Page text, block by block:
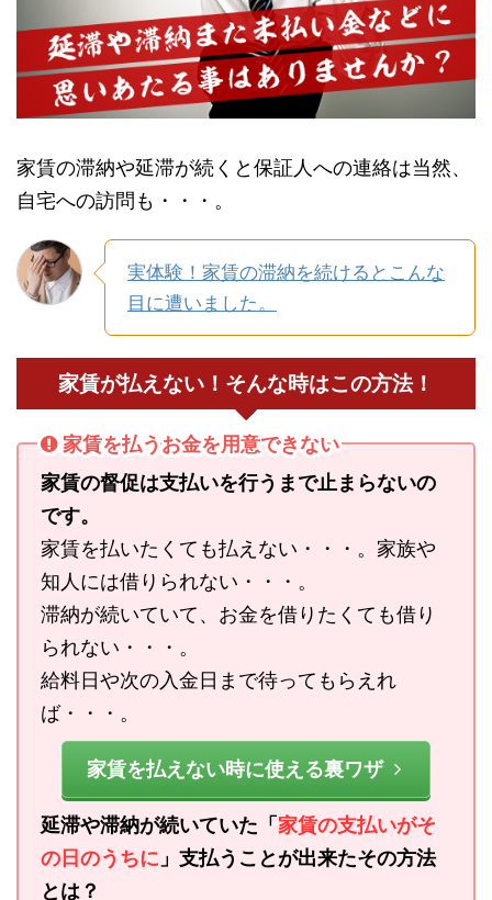
家賃の滞納や延滞が続くと保証人への連絡は当然、
自宅への訪問も・・・。
実体験！家賃の滞納を続けるとこんな
目に遭いました。
家賃が払えない！そんな時はこの方法！
家賃を払うお金を用意できない
家賃の督促は支払いを行うまで止まらないの
です。
家賃を払いたくても払えない・・・。家族や
知人には借りられない・・・。
滞納が続いていて、お金を借りたくても借り
られない・・・。
給料日や次の入金日まで待ってもらえれ
ば・・・。
家賃を払えない時に使える裏ワザ
延滞や滞納が続いていた「 家賃の支払いがそ
の日のうちに 」支払うことが出来たその方法
とは？